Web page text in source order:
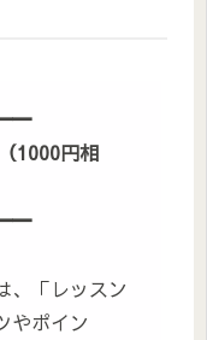
1000円相
、「レッスン
やポイン